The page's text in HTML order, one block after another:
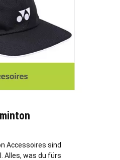
Accessoires sind
Alles, was du fürs